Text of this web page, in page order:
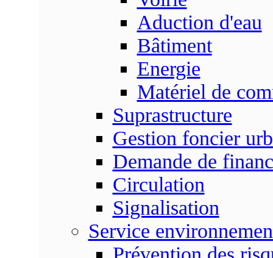
Aduction d'eau
Bâtiment
Energie
Matériel de
Suprastructure
Gestion foncier
Demande de
Circulation
Signalisation
Service